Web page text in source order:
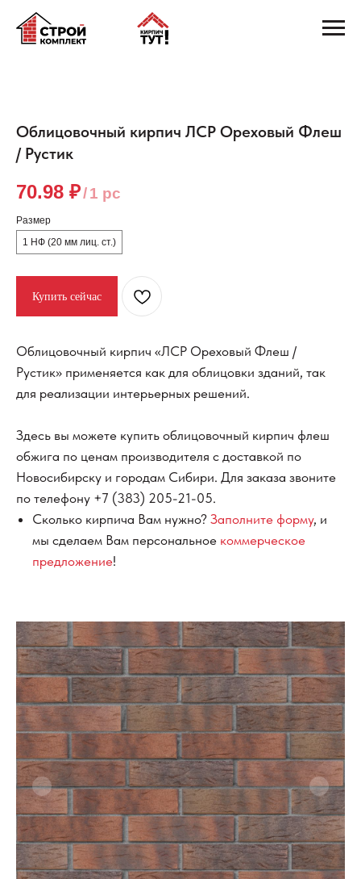
Облицовочный кирпич ЛСР Ореховый Флеш
/ Рустик
70.98 ₽/1 pc
Размер
1 НФ (20 мм лиц. ст.)
Купить сейчас
Облицовочный кирпич «ЛСР Ореховый Флеш /
Рустик» применяется как для облицовки зданий, так
для реализации интерьерных решений.
Здесь вы можете купить облицовочный кирпич флеш
обжига по ценам производителя с доставкой по
Новосибирску и городам Сибири. Для заказа звоните
по телефону +7 (383) 205-21-05.
Сколько кирпича Вам нужно? Заполните форму, и
мы сделаем Вам персональное коммерческое
предложение!